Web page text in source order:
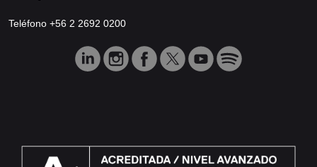
Teléfono +56 2 2692 0200